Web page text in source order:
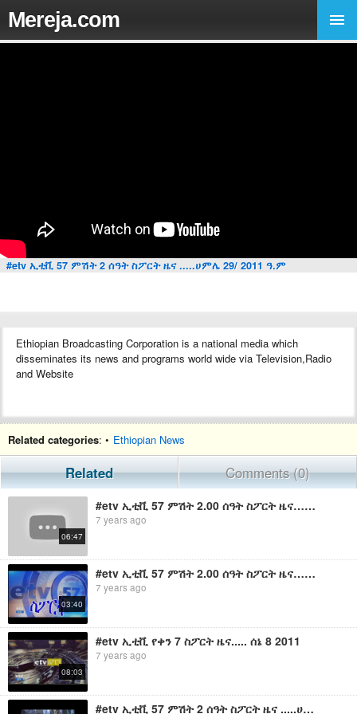
Mereja.com
#etv ኢቲቪ 57 ምሽት 2 ሰዓት ስፖርት ዜና .....ሀምሌ 29/ 2011 ዓ.ም
Ethiopian Broadcasting Corporation is a national media which
disseminates its news and programs world wide via Television,Radio
and Website
Related categories: • Ethiopian News
Related Comments (0)
06:47
#etv ኢቲቪ 57 ምሽት 2.00 ሰዓት ስፖርት ዜና….ሐምሌ 8 ቀን 2011 ዓ.ም
7 years ago
03:40
#etv ኢቲቪ 57 ምሽት 2.00 ሰዓት ስፖርት ዜና…… ሐምሌ 9/ 2011 ዓ.ም
7 years ago
08:03
#etv ኢቲቪ የቀን 7 ስፖርት ዜና..... ሰኔ 8 2011
7 years ago
#etv ኢቲቪ 57 ምሽት 2 ሰዓት ስፖርት ዜና .....ሀምሌ 10 .2011